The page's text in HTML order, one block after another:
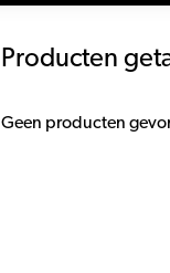
Producten
Geen producten